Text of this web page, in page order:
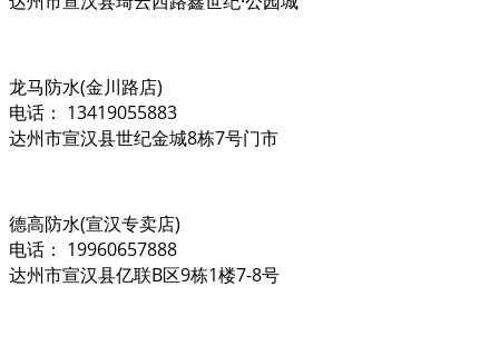
龙马防水(金川路店)
电话： 13419055883
达州市宣汉县世纪金城8栋7号门市
德高防水(宣汉专卖店)
电话： 19960657888
达州市宣汉县亿联B区9栋1楼7-8号